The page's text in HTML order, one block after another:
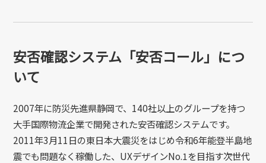
安否確認システム「安否コール」につ
いて
2007年に防災先進県静岡で、 140社以上のグループを持つ
大手国際物流企業で開発された安否確認システムです。
2011年3月11日の東日本大震災をはじめ令和6年能登半島地
震でも問題なく稼働した、 UXデザインNo.1を目指す次世代